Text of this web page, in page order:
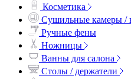
Косметика
Сушильные камеры /
Ручные фены
Ножницы
Ванны для салона
Столы / держатели